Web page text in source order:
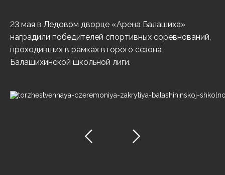
23 мая в Ледовом дворце «Арена Балашиха»
наградили победителей спортивных соревнований,
проходивших в рамках второго сезона
Балашихинской школьной лиги.